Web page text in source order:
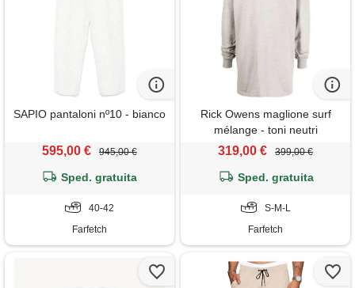
SAPIO pantaloni nº10 - bianco
595,00 € 945,00 €
Sped. gratuita
40-42
Farfetch
Rick Owens maglione surf
mélange - toni neutri
319,00 € 399,00 €
Sped. gratuita
S-M-L
Farfetch